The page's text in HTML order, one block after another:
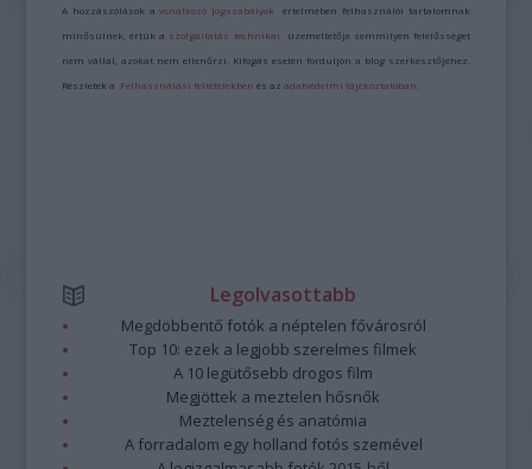
A hozzászólások avonatkozó jogszabályok értelmében felhasználói tartalomnak
minősülnek, értük a szolgáltatás technikai üzemeltetője semmilyen felelősséget
nem vállal, azokat nem ellenőrzi. Kifogás esetén forduljon a blog szerkesztőjéhez.
Részletek a Felhasználási feltételekben és azadatvédelmi tájékoztatóban
Legolvasottabb
Megdöbbentő fotók a néptelen fővárosról
Top 10: ezek a legjobb szerelmes filmek
A 10 legütősebb drogos film
Megjöttek a meztelen hősnők
Meztelenség és anatómia
A forradalom egy holland fotós szemével